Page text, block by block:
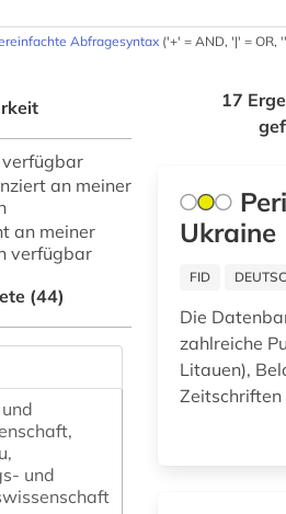
Abfragesyntax ('+' = AND, '|' = OR,
verfügbar
an meiner
an meiner
verfügbar
(44)
und
17
Ukraine
FID
Die
zahlreiche
Litauen),
Zeitschriften